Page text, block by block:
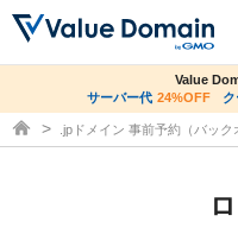
ドメイントップ
co.jpドメイン✕コアサ
サーバー
Value
サーバー代 24%OFF
ドメイン取得ならバリュードメイ
.jpドメイン 事前予約（バッ